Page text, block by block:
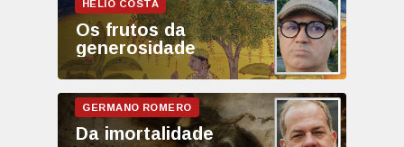
Os frutos da
generosidade
Da imortalidade